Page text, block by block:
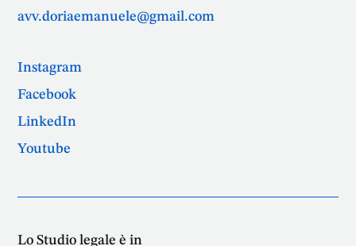
avv.doriaemanuele@gmail.com
Instagram
Facebook
LinkedIn
Youtube
Lo Studio legale è in